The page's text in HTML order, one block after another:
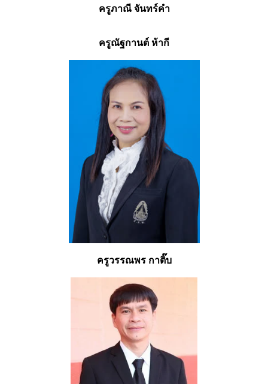
ครูภาณี จันทร์คำ
ครูณัฐกานต์ ห้ากี
ครูวรรณพร กาติ๊บ